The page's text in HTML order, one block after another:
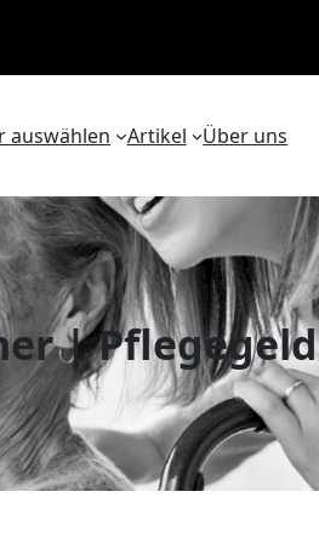
auswählen Artikel Über uns
| Pflegegeld